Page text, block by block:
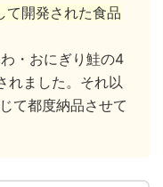
て開発された食品
・おにぎり鮭の4
れました。それ以
て都度納品させて